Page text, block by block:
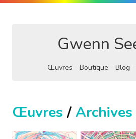
Gwenn
Œuvres Boutique Blog
Œuvres / Archives